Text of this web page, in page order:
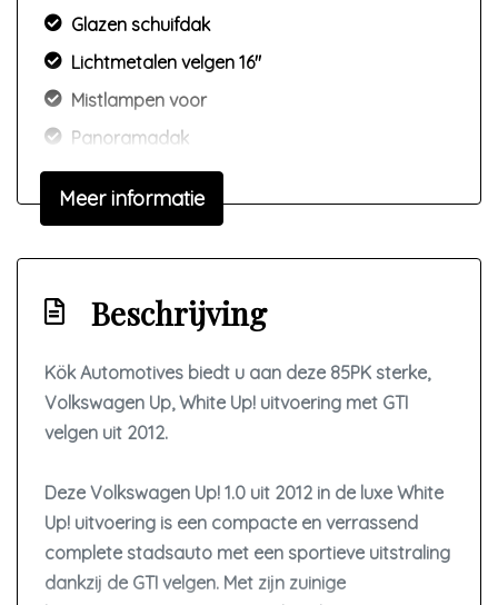
Glazen schuifdak
Lichtmetalen velgen 16"
Mistlampen voor
Panoramadak
Parkeersensor achter
Interieur
Achterbank in delen neerklapbaar
Airco
Elektrische ramen voor
Kunstlederen bekleding
Lederen bekleding
Meer informatie
Beschrijving
Kök Automotives biedt u aan deze 85PK sterke,
Volkswagen Up, White Up! uitvoering met GTI
velgen uit 2012.
Deze Volkswagen Up! 1.0 uit 2012 in de luxe White
Up! uitvoering is een compacte en verrassend
complete stadsauto met een sportieve uitstraling
dankzij de GTI velgen. Met zijn zuinige